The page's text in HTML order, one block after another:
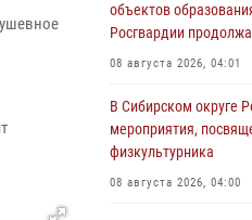
объектов
Росгвардии
08 августа 2026, 04:01
В Сибирском округе
мероприятия,
физкультурника
08 августа 2026, 04:00